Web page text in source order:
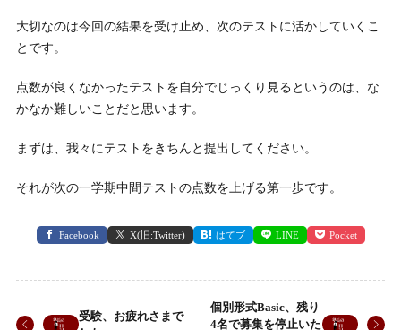
大切なのは今回の結果を受け止め、次のテストに活かしていくこ
とです。
点数が良くなかったテストを自分でじっくり見るというのは、な
かなか難しいことだと思います。
まずは、我々にテストをきちんと提出してください。
それが次の一学期中間テストの点数を上げる第一歩です。
Facebook X(旧:Twitter) はてブ LINE Pocket
受験、お疲れさまで
個別形式Basic、残り
4名で募集を停止いた